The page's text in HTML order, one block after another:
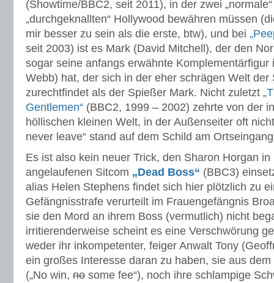
(Showtime/BBC2, seit 2011), in der zwei
„durchgeknallten“ Hollywood bewähren müssen
mir besser zu sein als die erste, btw), und bei
seit 2003) ist es Mark (David Mitchell), der den
sogar seine anfangs erwähnte Komplementärfigur
Webb) hat, der sich in der eher schrägen Welt der
zurechtfindet als der Spießer Mark. Nicht zuletzt
Gentlemen“ (BBC2, 1999 – 2002) zehrte von der
höllischen kleinen Welt, in der Außenseiter oft
never leave“ stand auf dem Schild am
Es ist also kein neuer Trick, den Sharon Horgan in
angelaufenen Sitcom „Dead Boss“ (BBC3)
alias Helen Stephens findet sich hier plötzlich zu
Gefängnisstrafe verurteilt im Frauengefängnis
sie den Mord an ihrem Boss (vermutlich) nicht
irritierenderweise scheint es eine Verschwörung
weder ihr inkompetenter, feiger Anwalt Tony
ein großes Interesse daran zu haben, sie aus
(„No win, no some fee“), noch ihre schlampige